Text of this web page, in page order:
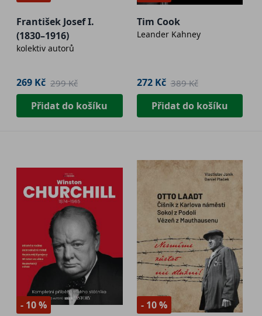
František Josef I.
(1830–1916)
kolektiv autorů
269 Kč 299 Kč
Přidat do košíku
Tim Cook
Leander Kahney
272 Kč 389 Kč
Přidat do košíku
- 10 % - 10 %